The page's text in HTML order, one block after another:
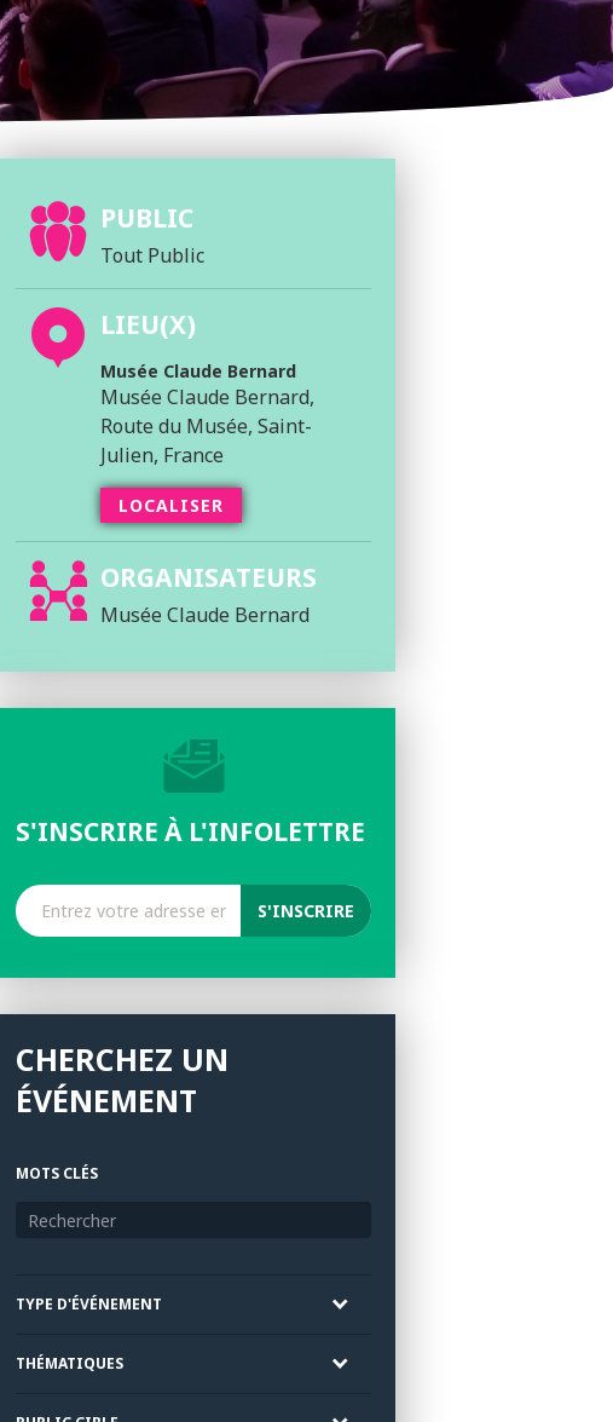
PUBLIC
Tout Public
LIEU(X)
Musée Claude Bernard
Musée Claude Bernard,
Route du Musée, Saint-
Julien, France
LOCALISER
ORGANISATEURS
Musée Claude Bernard
S'INSCRIRE À L'INFOLETTRE
CHERCHEZ UN
ÉVÉNEMENT
MOTS CLÉS
TYPE D'ÉVÉNEMENT
THÉMATIQUES